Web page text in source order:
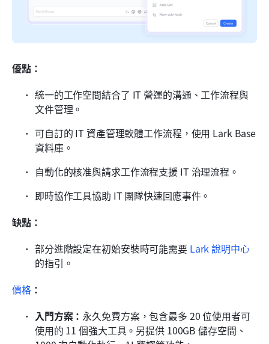
優點：
統一的工作空間結合了 IT 營運的溝通、工作流程與
文件管理。
可自訂的 IT 資產管理軟體工作流程，使用 Lark Base
資料庫。
自動化的核准與請求工作流程支援 IT 治理流程。
即時協作工具協助 IT 團隊快速回應事件。
缺點：
部分進階設定在初始安裝時可能需要 Lark 說明中心
的指引。
價格：
入門方案： 永久免費方案，包含最多 20 位使用者可
使用的 11 個強大工具。另提供 100GB 儲存空間、